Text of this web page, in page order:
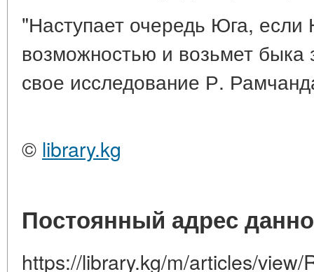
"Наступает очередь Юга, если
возможностью и возьмет быка
свое исследование Р.
© library.kg
Постоянный адрес
https://library.kg/m/articles/